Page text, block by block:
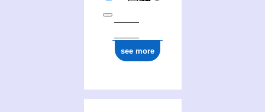
see more